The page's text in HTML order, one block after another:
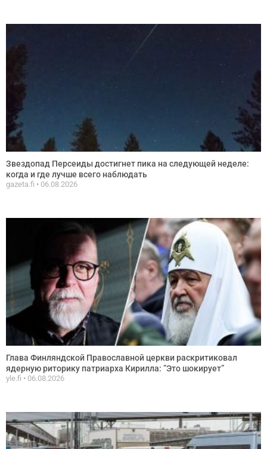
Звездопад Персеиды достигнет пика на следующей неделе:
когда и где лучше всего наблюдать
gazeta.fi 06.08.2026
Глава Финляндской Православной церкви раскритиковал
ядерную риторику патриарха Кирилла: ”Это шокирует”
yle.fi 06.08.2026